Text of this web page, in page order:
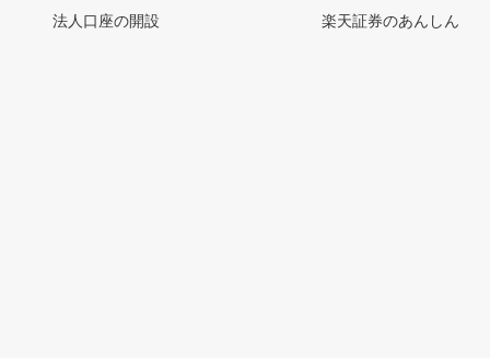
法人口座の開設
楽天証券のあんしん